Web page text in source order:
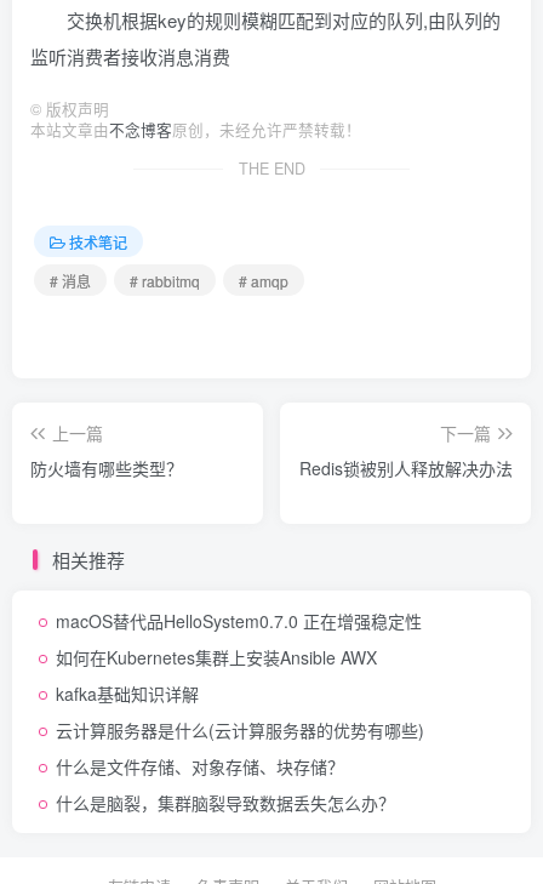
交换机根据key的规则模糊匹配到对应的队列,由队列的
监听消费者接收消息消费
© 版权声明
本站文章由不念博客原创，未经允许严禁转载！
THE END
技术笔记
# 消息
# rabbitmq # amqp
上一篇
防火墙有哪些类型？
下一篇
Redis锁被别人释放解决办法
相关推荐
macOS替代品HelloSystem0.7.0 正在增强稳定性
如何在Kubernetes集群上安装Ansible AWX
kafka基础知识详解
云计算服务器是什么(云计算服务器的优势有哪些)
什么是文件存储、对象存储、块存储？
什么是脑裂，集群脑裂导致数据丢失怎么办？